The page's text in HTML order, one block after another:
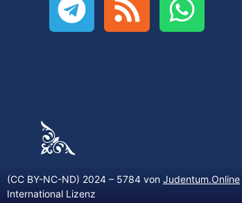
(CC BY-NC-ND) 2024 – 5784 von Judentum.Online
International Lizenz